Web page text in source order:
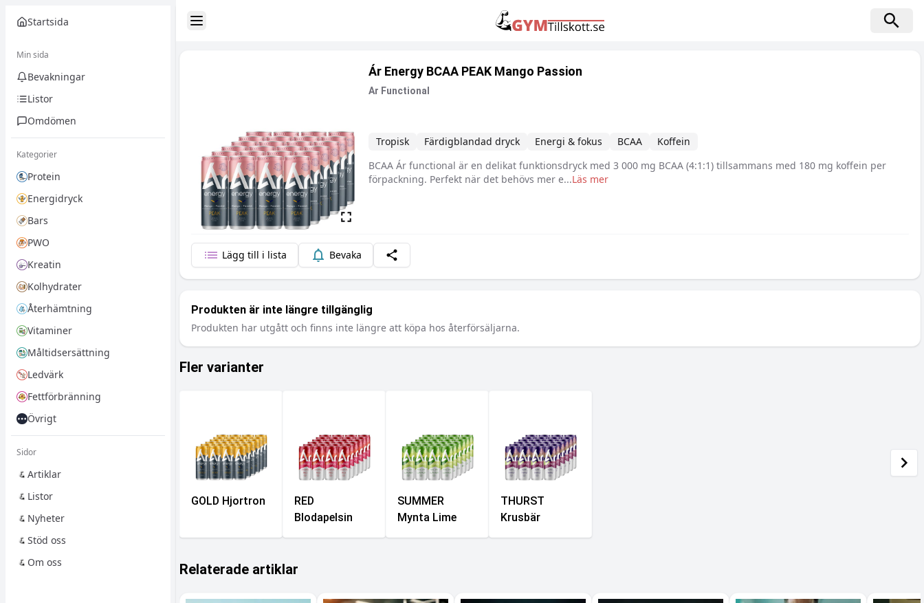
Startsida
Min sida
Bevakningar
Listor
Omdömen
Kategorier
Protein
Energidryck
Bars
PWO
Kreatin
Kolhydrater
Återhämtning
Vitaminer
Måltidsersättning
Ledvärk
Fettförbränning
Övrigt
Sidor
Artiklar
Listor
Nyheter
Stöd oss
Om oss
Toggle Sidebar
Ár Energy BCAA PEAK Mango Passion
Ar Functional
Tropisk Färdigblandad dryck Energi & fokus BCAA
Koffein
Beskrivning
BCAA Ár functional är en delikat funktionsdryck med 3 000 mg BCAA (4:1:1) tillsammans med 180 mg koffein per
förpackning. Perfekt när det behövs mer e...Läs mer
Lägg till i lista Bevaka Dela
Produkten är inte längre tillgänglig
Produkten har utgått och finns inte längre att köpa hos återförsäljarna.
Fler varianter
GOLD Hjortron
RED
Blodapelsin
SUMMER
Mynta Lime
THURST
Krusbär
Relaterade artiklar